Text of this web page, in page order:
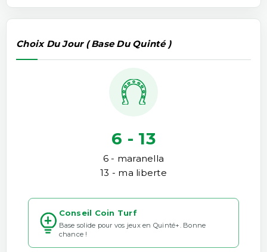
Choix Du Jour ( Base Du Quinté )
6 - 13
6 - maranella
13 - ma liberte
Conseil Coin Turf
Base solide pour vos jeux en Quinté+. Bonne
chance !